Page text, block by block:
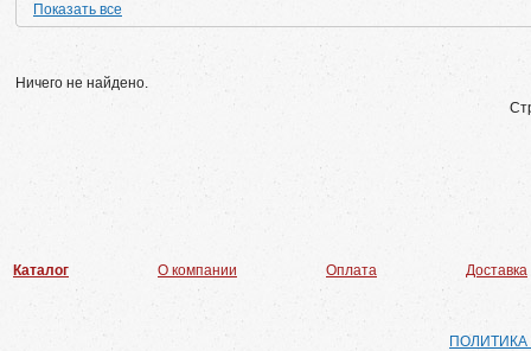
Показать все
Ничего не найдено.
Каталог О компании Оплата Доставка